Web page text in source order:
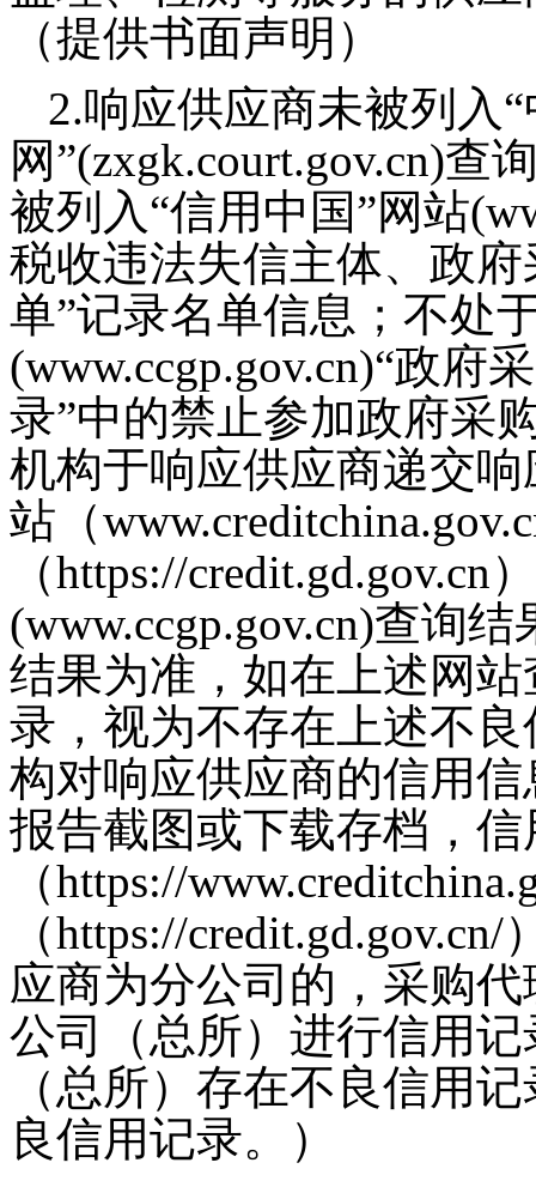
（提供书面声明）
2.响应供应商未被列入
网”(zxgk.court.gov.cn)查
被列入“信用中国”网站
税收违法失信主体、政
单”记录名单信息；不处
(www.ccgp.gov.cn)“政府
录”中的禁止参加政府采
机构于响应供应商递交
站（
（https://
(www.ccgp.gov.cn)查询
结果为准，如在上述网
录，视为不存在上述不
构对响应供应商的信用
报告截图或下载存档，
（https://
（https://
应商为分公司的，采购
公司（总所）进行信用
（总所）存在不良信用
良信用记录。）